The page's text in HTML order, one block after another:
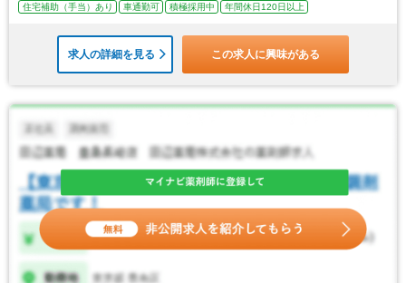
住宅補助（手当）あり
車通勤可 積極採用中 年間休日120日以上
求人の詳細を見る この求人に興味がある